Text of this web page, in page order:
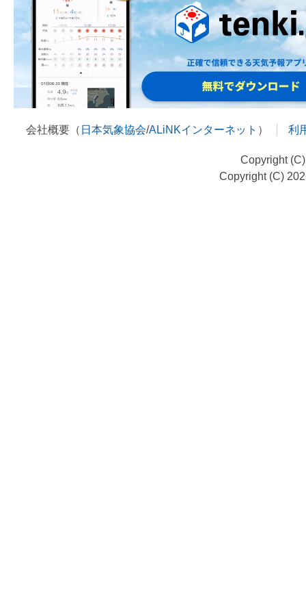
会社概要（ 日本気象協会/ALiNKインターネット ） 利
Copyright
Copyright (C)